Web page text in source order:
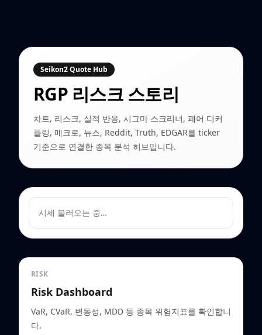
Seikon2 Quote Hub
RGP리스크 스토리
차트, 리스크, 실적 반응, 시그마 스크리너, 페어 디커
플링, 매크로, 뉴스, Reddit, Truth, EDGAR를 ticker
기준으로 연결한 종목 분석 허브입니다.
시세 불러오는 중…
RISK
Risk Dashboard
VaR, CVaR, 변동성, MDD 등 종목 위험지표를 확인합니
다.